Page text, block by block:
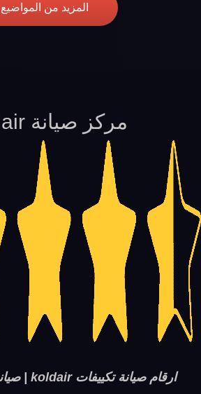
المزيد من المواضيع
مركز صيانة koldair
ارقام صيانة تكييفات koldair | صيانة تكييفات كولدير